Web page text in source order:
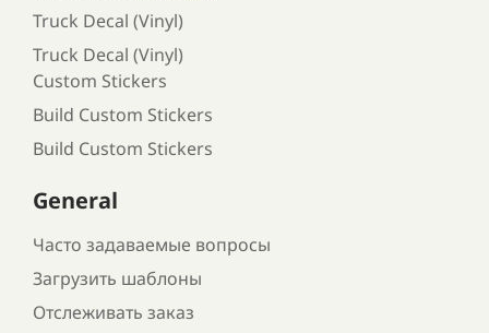
General
Часто задаваемые вопросы
Загрузить шаблоны
Отслеживать заказ
Truck Decal (Vinyl)
Truck Decal (Vinyl)
Custom Stickers
Build Custom Stickers
Build Custom Stickers